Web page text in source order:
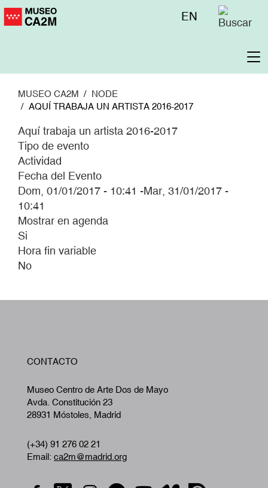
Pasar
Menú
EN
MUSEO CA2M
NODE
AQUÍ TRABAJA UN ARTISTA 2016-2017
Aquí trabaja un artista 2016-2017
Tipo de evento
Actividad
Fecha del Evento
Dom, 01/01/2017 - 10:41 -Mar, 31/01/2017 -
10:41
Mostrar en agenda
Si
Hora fin variable
No
CONTACTO
Museo Centro de Arte Dos de Mayo
Avda. Constitución 23
28931 Móstoles, Madrid
(+34) 91 276 02 21
Email: ca2m@madrid.org